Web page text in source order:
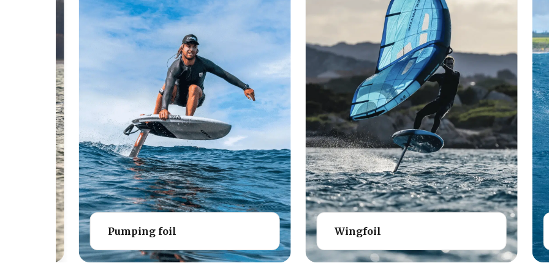
Wingfoil
Pumping foil